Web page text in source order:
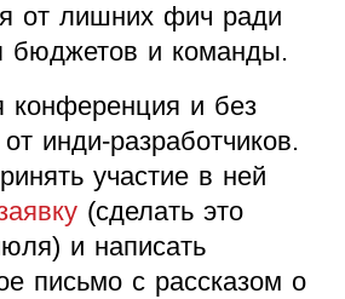
от лишних фич ради
бюджетов и команды.
конференция и без
инди-разработчиков.
участие в ней
(сделать это
и написать
письмо с рассказом о